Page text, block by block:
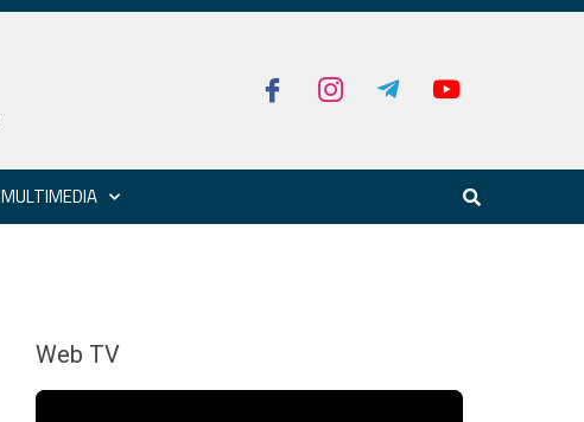
MULTIMEDIA
Web TV